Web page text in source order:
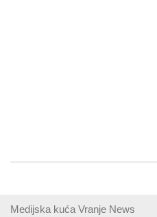
Medijska kuća Vranje News